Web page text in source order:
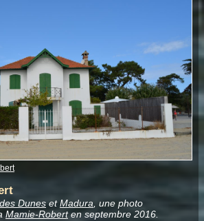
DunesetMadura, une photo
Mamie-Roberten septembre 2016.